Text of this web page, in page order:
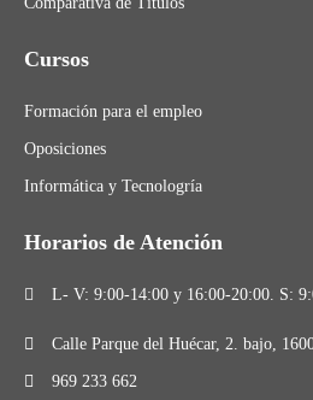
Cursos
Formación para el empleo
Oposiciones
Informática y Tecnologría
Horarios de Atención
L- V: 9:00-14:00 y 16:00-20:00. S:
Calle Parque del Huécar, 2. bajo,
969 233 662